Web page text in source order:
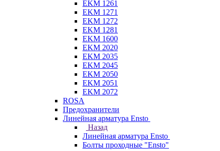
EKM 1261
EKM 1271
EKM 1272
EKM 1281
EKM 1600
EKM 2020
EKM 2035
EKM 2045
EKM 2050
EKM 2051
EKM 2072
ROSA
Предохранители
Линейная арматура Ensto
Назад
Линейная арматура Ensto
Болты проходные "Ensto"